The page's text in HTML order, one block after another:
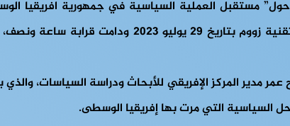
مستقبل العملية السياسية في جمهورية افريقيا
الشهرية التي ينظمها المركز. وقد تمت أشغال
مدير المركز الإفريقي للأبحاث ودراسة السياسات، والذي
السياسية التي مرت بها إفريقيا الوسطى.